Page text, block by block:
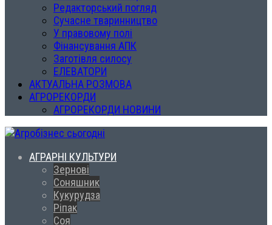
Редакторський погляд
Сучасне тваринництво
У правовому полі
Фінансування АПК
Заготівля силосу
ЕЛЕВАТОРИ
АКТУАЛЬНА РОЗМОВА
АГРОРЕКОРДИ
АГРОРЕКОРДИ НОВИНИ
АГРАРНІ КУЛЬТУРИ
Зернові
Соняшник
Кукурудза
Ріпак
Соя